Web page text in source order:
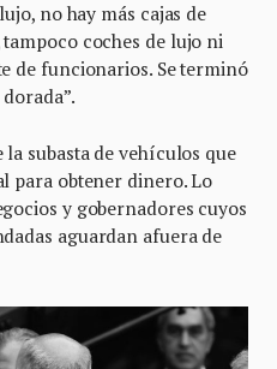
no hay más cajas de
coches de lujo ni
de funcionarios. Se terminó
subasta de vehículos que
para obtener dinero. Lo
y gobernadores cuyos
aguardan afuera de